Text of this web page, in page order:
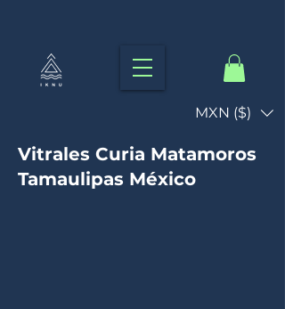
MXN ($)
Vitrales Curia Matamoros
Tamaulipas México